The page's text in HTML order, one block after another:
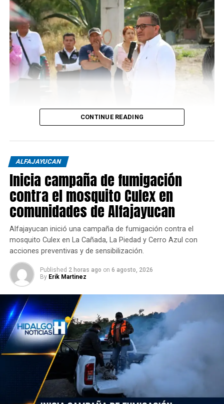
CONTINUE READING
ALFAJAYUCAN
Inicia campaña de fumigación
contra el mosquito Culex en
comunidades de Alfajayucan
Alfajayucan inició una campaña de fumigación contra el
mosquito Culex en La Cañada, La Piedad y Cerro Azul con
acciones preventivas y de sensibilización.
Published 2 horas ago on 6 agosto, 2026
By Erik Martinez